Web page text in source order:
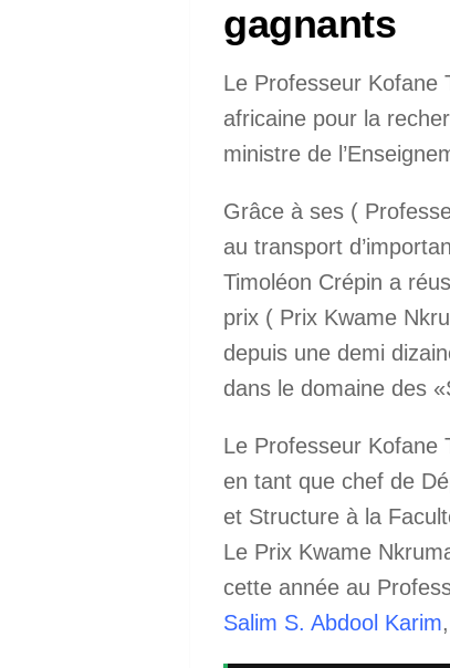
gagnants
Le Professeur Kofane
africaine pour la
ministre de
Grâce à ses (
au transport
Timoléon Crépin a
prix ( Prix Kwame
depuis une demi
dans le domaine des
Le Professeur Kofane
en tant que chef de
et Structure à la
Le Prix Kwame
cette année au
Salim S. Abdool Karim